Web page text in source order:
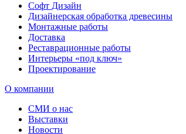
Софт Дизайн
Дизайнерская обработка древесины
Монтажные работы
Доставка
Реставрационные работы
Интерьеры «под ключ»
Проектирование
О компании
СМИ о нас
Выставки
Новости